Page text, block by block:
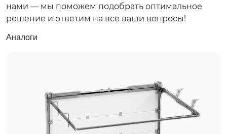
нами — мы поможем подобрать оптимальное
решение и ответим на все ваши вопросы!
Аналоги